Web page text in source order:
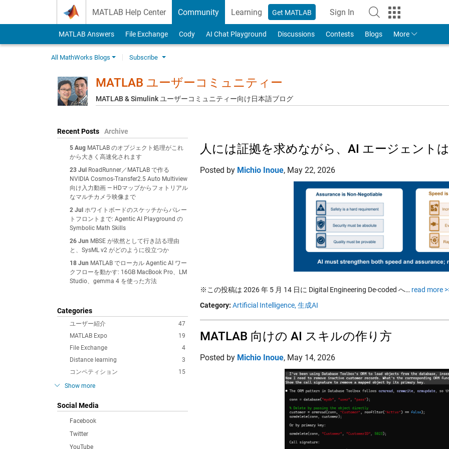
MATLAB Help Center Community Learning Get MATLAB Sign In
to Your MathWorks Account
MATLAB Answers File Exchange Cody AI Chat Playground Discussions Contests Blogs More
All MathWorks Blogs Subscribe
MATLAB ユーザーコミュニティー
MATLAB & Simulink ユーザーコミュニティー向け日本語ブログ
Recent Posts Archive
5 Aug MATLAB のオブジェクト処理がこれ
から大きく高速化されます
23 Jul
RoadRunner／MATLAB で作る
NVIDIA Cosmos-Transfer2.5 Auto Multiview
向け入力動画 — HDマップからフォトリアル
なマルチカメラ映像まで
2 Jul ホワイトボードのスケッチからパレー
トフロントまで: Agentic AI Playground の
Symbolic Math Skills
26 Jun MBSE が依然として行き詰る理由
と、SysML v2 がどのように役立つか
18 Jun MATLAB でローカル Agentic AI ワー
クフローを動かす: 16GB MacBook Pro、LM
Studio、gemma 4 を使った方法
Categories
47
ユーザー紹介
19
MATLAB Expo
4
File Exchange
3
Distance learning
15
コンペティション
Show more
Social Media
Facebook
Twitter
YouTube
人には証拠を求めながら、AI エージェント
Posted by Michio Inoue, May 22, 2026
※この投稿は 2026 年 5 月 14 日に Digital Engineering De-coded へ… read more
Category: Artificial Intelligence, 生成AI
MATLAB 向けの AI スキルの作り方
Posted by Michio Inoue, May 14, 2026